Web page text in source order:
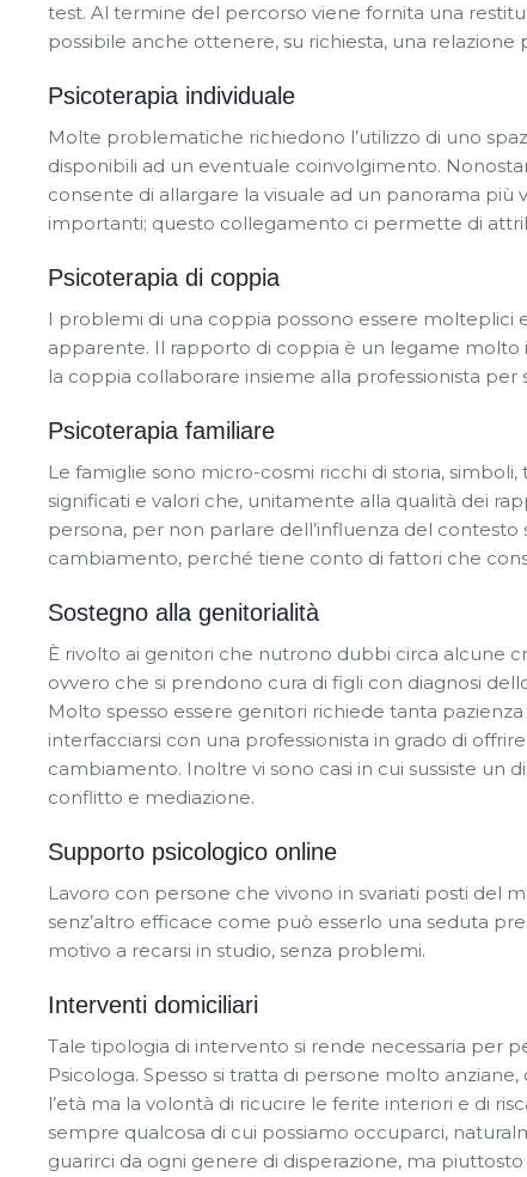
test. Al termine del percorso viene fornita una
possibile anche ottenere, su richiesta, una relazione
Psicoterapia individuale
Molte problematiche richiedono l’utilizzo di uno
disponibili ad un eventuale coinvolgimento.
consente di allargare la visuale ad un panorama
importanti; questo collegamento ci permette di
Psicoterapia di coppia
I problemi di una coppia possono essere molteplici
apparente. Il rapporto di coppia è un legame molto
la coppia collaborare insieme alla professionista
Psicoterapia familiare
Le famiglie sono micro-cosmi ricchi di storia,
significati e valori che, unitamente alla qualità dei
persona, per non parlare dell’influenza del
cambiamento, perché tiene conto di fattori che
Sostegno alla genitorialità
È rivolto ai genitori che nutrono dubbi circa alcune
ovvero che si prendono cura di figli con diagnosi
Molto spesso essere genitori richiede tanta
interfacciarsi con una professionista in grado di
cambiamento. Inoltre vi sono casi in cui sussiste
conflitto e mediazione.
Supporto psicologico online
Lavoro con persone che vivono in svariati posti del
senz’altro efficace come può esserlo una seduta
motivo a recarsi in studio, senza problemi.
Interventi domiciliari
Tale tipologia di intervento si rende necessaria per
Psicologa. Spesso si tratta di persone molto
l’età ma la volontà di ricucire le ferite interiori e di
sempre qualcosa di cui possiamo occuparci,
guarirci da ogni genere di disperazione, ma